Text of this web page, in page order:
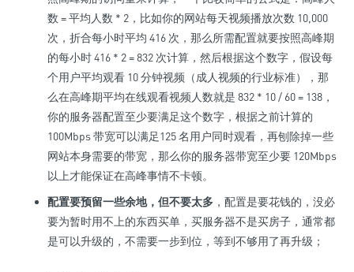
数 = 平均人数 * 2，比如你的网站每天视频播放次数 10,000
次，折合每小时平均 416 次，那么所需配置就要按照高峰期
的每小时 416 * 2 = 832 次计算，然后根据这个数字，假设每
个用户平均观看 10 分钟视频（成人视频的行业标准），那
么在高峰期平均在线观看视频人数就是 832 * 10 / 60 = 138，
你的服务器配置至少要满足这个数字，根据之前计算的
100Mbps 带宽可以满足125 名用户同时观看，再刨除掉一些
网站本身需要的带宽，那么你的服务器带宽至少要 120Mbps
以上才能保证在高峰事情不卡顿。
配置要预留一些余地，但不要太多 ，配置是要花钱的，没必
要为暂时用不上的东西买单，买服务器不是买房子，通常都
是可以升级的，不需要一步到位，等到不够用了再升级；